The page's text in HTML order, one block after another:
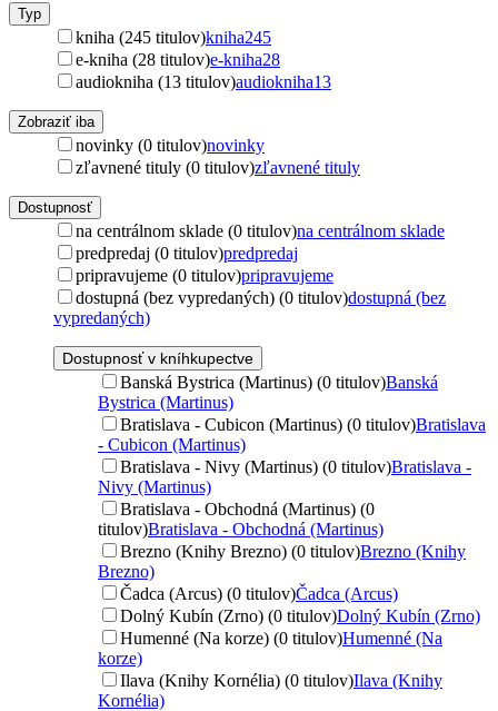
Typ
kniha (245 titulov)kniha245
e-kniha (28 titulov)e-kniha28
audiokniha (13 titulov)audiokniha13
Zobraziť iba
novinky (0 titulov)novinky
zľavnené tituly (0 titulov)zľavnené tituly
Dostupnosť
na centrálnom sklade (0 titulov)na centrálnom sklade
predpredaj (0 titulov)predpredaj
pripravujeme (0 titulov)pripravujeme
dostupná (bez vypredaných) (0 titulov)dostupná (bez
vypredaných)
Dostupnosť v kníhkupectve
Banská Bystrica (Martinus) (0 titulov)Banská
Bystrica (Martinus)
Bratislava - Cubicon (Martinus) (0 titulov)Bratislava
- Cubicon (Martinus)
Bratislava - Nivy (Martinus) (0 titulov)Bratislava -
Nivy (Martinus)
Bratislava - Obchodná (Martinus) (0
titulov)Bratislava - Obchodná (Martinus)
Brezno (Knihy Brezno) (0 titulov)Brezno (Knihy
Brezno)
Čadca (Arcus) (0 titulov)Čadca (Arcus)
Dolný Kubín (Zrno) (0 titulov)Dolný Kubín (Zrno)
Humenné (Na korze) (0 titulov)Humenné (Na
korze)
Ilava (Knihy Kornélia) (0 titulov)Ilava (Knihy
Kornélia)